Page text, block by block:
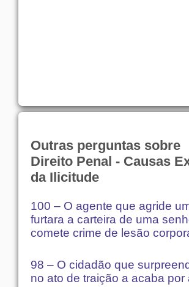
Outras perguntas sobre
Direito Penal - Causas
da Ilicitude
100 – O agente que agride
furtara a carteira de uma
comete crime de lesão
98 – O cidadão que
no ato de traição a acaba por